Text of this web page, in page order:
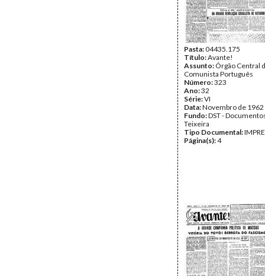
Pasta:04435.175
Título:Avante!
Assunto: Órgão Central
Comunista Português
Número:323
Ano:32
Série:VI
Data:Novembro de 1962
Fundo:DST -
Teixeira
Tipo Documental:
Página(s):4